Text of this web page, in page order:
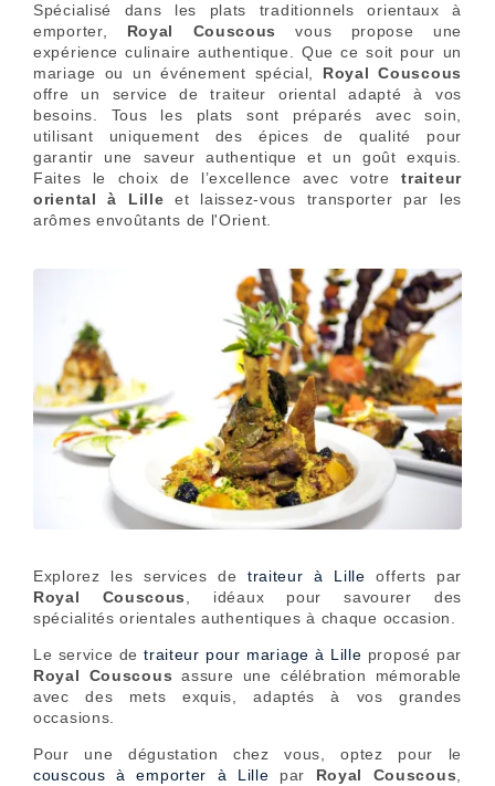
Spécialisé dans les plats traditionnels orientaux à
emporter, Royal Couscous
vous propose une
expérience culinaire authentique. Que ce soit pour un
mariage ou un événement spécial, Royal Couscous
offre un service de traiteur oriental adapté à vos
besoins. Tous les plats sont préparés avec soin,
utilisant uniquement des épices de qualité pour
garantir une saveur authentique et un goût exquis.
Faites le choix de l’excellence avec votre
traiteur
oriental à Lille et laissez-vous transporter par les
arômes envoûtants de l'Orient.
Explorez les services de traiteur à Lille offerts par
Royal Couscous, idéaux pour savourer des
spécialités orientales authentiques à chaque occasion.
Le service detraiteur pour mariage à Lille proposé par
Royal Couscous assure une célébration mémorable
avec des mets exquis, adaptés à vos grandes
occasions.
Pour une dégustation chez vous, optez pour le
couscous à emporter à Lille par Royal Couscous,